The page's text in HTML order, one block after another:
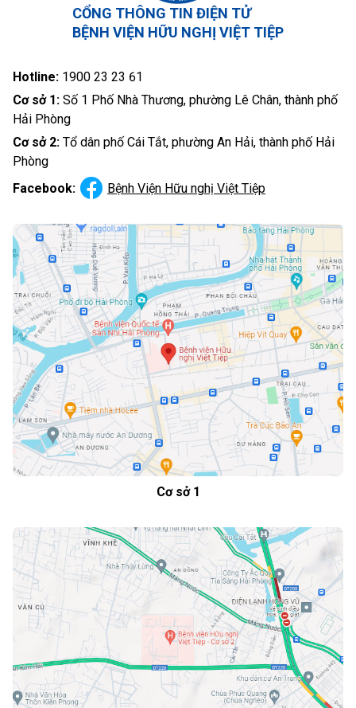
CỔNG THÔNG TIN ĐIỆN TỬ
BỆNH VIỆN HỮU NGHỊ VIỆT TIỆP
Hotline: 1900 23 23 61
Cơ sở 1: Số 1 Phố Nhà Thương, phường Lê Chân, thành phố
Hải Phòng
Cơ sở 2: Tổ dân phố Cái Tắt, phường An Hải, thành phố Hải
Phòng
Facebook:
Bệnh Viện Hữu nghị Việt Tiệp
Cơ sở 1